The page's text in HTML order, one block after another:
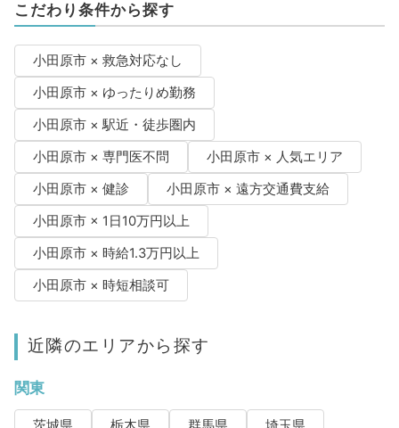
こだわり条件から探す
小田原市 × 救急対応なし
小田原市 × ゆったりめ勤務
小田原市 × 駅近・徒歩圏内
小田原市 × 専門医不問
小田原市 × 人気エリア
小田原市 × 健診
小田原市 × 遠方交通費支給
小田原市 × 1日10万円以上
小田原市 × 時給1.3万円以上
小田原市 × 時短相談可
近隣のエリアから探す
関東